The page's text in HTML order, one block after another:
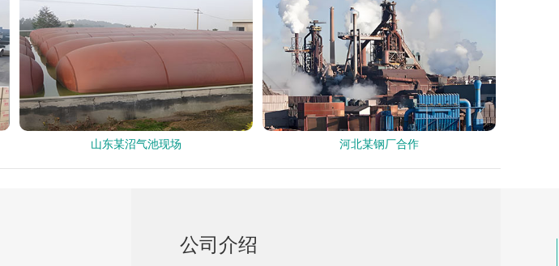
山东某沼气池现场 河北某钢厂合作
公司介绍